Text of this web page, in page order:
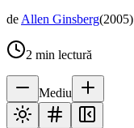
deAllen Ginsberg(2005)
2 min lectură
Mediu